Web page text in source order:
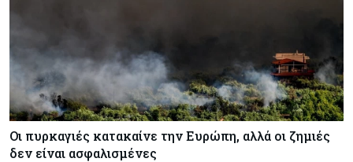
Οι πυρκαγιές κατακαίνε την Ευρώπη, αλλά οι ζημιές
δεν είναι ασφαλισμένες